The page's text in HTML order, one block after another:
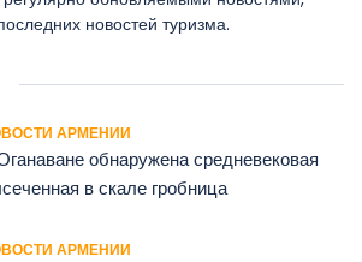
новостей туризма.
АРМЕНИИ
обнаружена средневековая
в скале гробница
АРМЕНИИ